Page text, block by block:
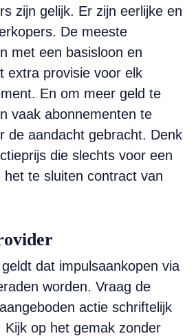
zijn gelijk. Er zijn eerlijke en
De meeste
met een basisloon en
extra provisie voor elk
En om meer geld te
vaak abonnementen te
de aandacht gebracht. Denk
die slechts voor een
het te sluiten contract van
dat impulsaankopen via
worden. Vraag de
actie schriftelijk
Kijk op het gemak zonder